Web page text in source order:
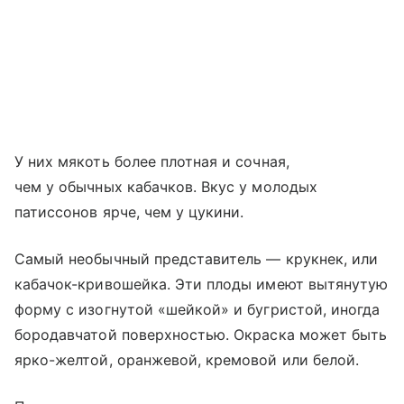
У них мякоть более плотная и сочная,
чем у обычных кабачков. Вкус у молодых
патиссонов ярче, чем у цукини.
Самый необычный представитель — крукнек, или
кабачок-кривошейка. Эти плоды имеют вытянутую
форму с изогнутой «шейкой» и бугристой, иногда
бородавчатой поверхностью. Окраска может быть
ярко-желтой, оранжевой, кремовой или белой.